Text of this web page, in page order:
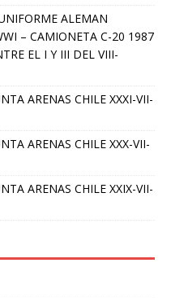
ALEMAN
– CAMIONETA C-20 1987
EL I Y III DEL VIII-
ARENAS CHILE XXXI-VII-
ARENAS CHILE XXX-VII-
ARENAS CHILE XXIX-VII-